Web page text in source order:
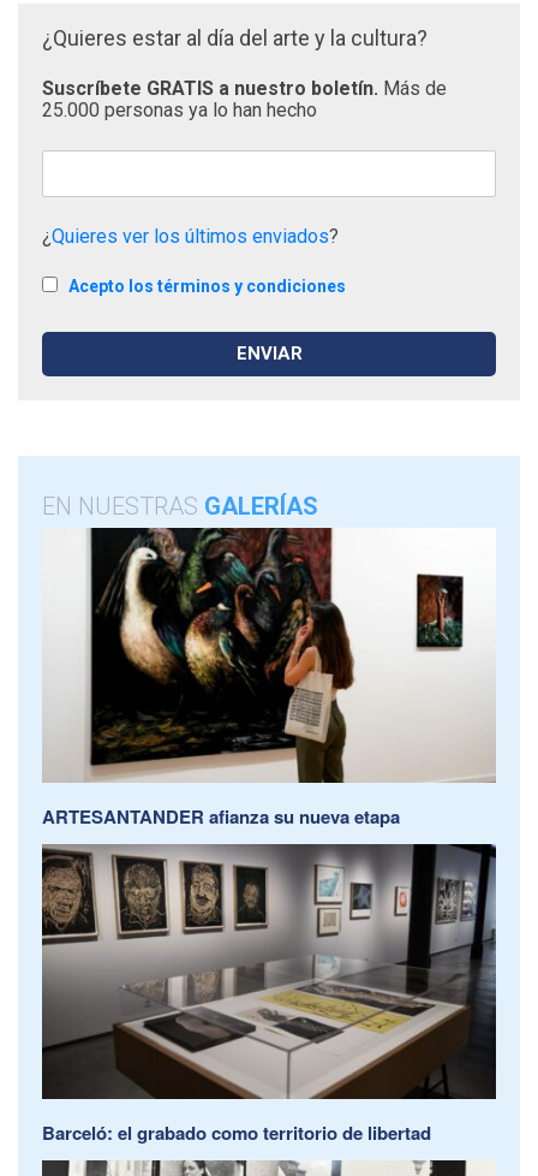
¿Quieres estar al día del arte y la cultura?
Suscríbete GRATIS a nuestro boletín. Más de
25.000 personas ya lo han hecho
¿Quieres ver los últimos enviados?
Acepto los términos y condiciones
EN NUESTRAS GALERÍAS
ARTESANTANDER afianza su nueva etapa
Barceló: el grabado como territorio de libertad